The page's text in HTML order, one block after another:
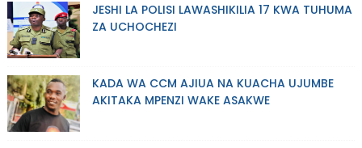
JESHI LA POLISI LAWASHIKILIA 17 KWA TUHUMA
ZA UCHOCHEZI
KADA WA CCM AJIUA NA KUACHA UJUMBE
AKITAKA MPENZI WAKE ASAKWE